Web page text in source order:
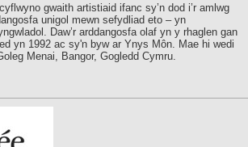
gwaith artistiaid ifanc sy’n dod i’r amlwg
unigol mewn sefydliad eto – yn
Daw’r arddangosfa olaf yn y rhaglen gan
yn 1992 ac sy'n byw ar Ynys Môn. Mae hi wedi
Menai, Bangor, Gogledd Cymru.